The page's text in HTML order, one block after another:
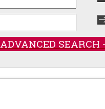
ADVANCED SEARCH